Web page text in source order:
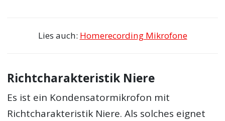
Lies auch: Homerecording Mikrofone
Richtcharakteristik Niere
Es ist ein Kondensatormikrofon mit
Richtcharakteristik Niere. Als solches eignet